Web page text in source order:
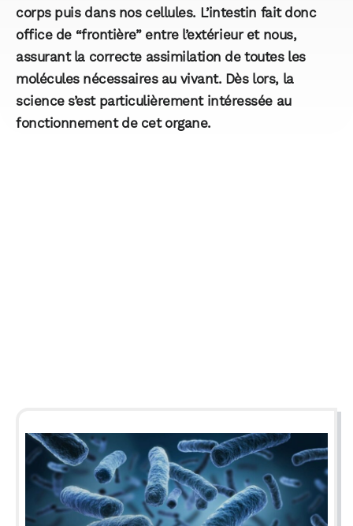
corps puis dans nos cellules. L’intestin fait donc
office de “frontière” entre l’extérieur et nous,
assurant la correcte assimilation de toutes les
molécules nécessaires au vivant. Dès lors, la
science s’est particulièrement intéressée au
fonctionnement de cet organe.